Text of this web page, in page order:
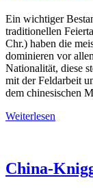
Ein wichtiger
traditionellen
Chr.) haben die
dominieren vor
Nationalität, diese
mit der Feldarbeit
dem chinesischen
Weiterlesen
China-